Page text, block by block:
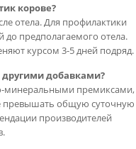
корове?
отела. Для профилактики
предполагаемого отела.
курсом 3-5 дней подряд.
добавками?
минеральными премиксами,
превышать общую суточную
производителей